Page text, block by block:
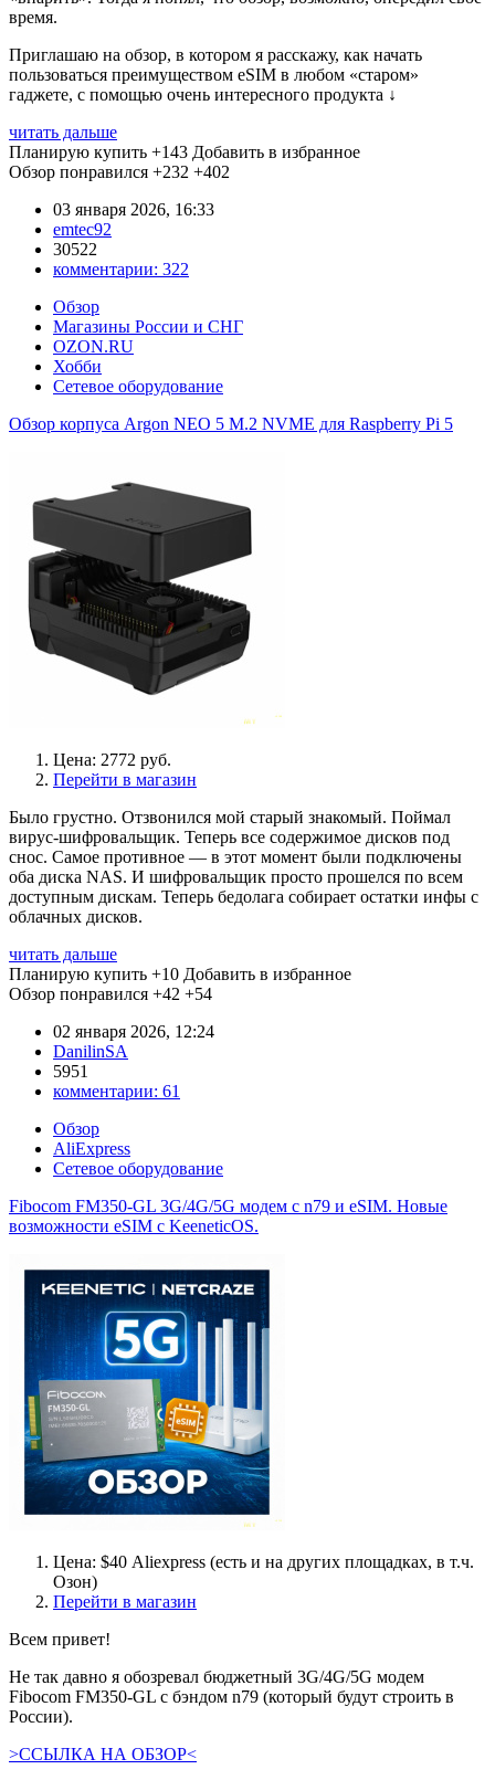
время.
Приглашаю на обзор, в котором я расскажу, как начать
пользоваться преимуществом eSIM в любом «старом»
гаджете, с помощью очень интересного продукта ↓
читать дальше
Планирую купить +143 Добавить в избранное
Обзор понравился +232 +402
03 января 2026, 16:33
emtec92
30522
комментарии: 322
Обзор
Магазины России и СНГ
OZON.RU
Хобби
Сетевое оборудование
Обзор корпуса Argon NEO 5 M.2 NVME для Raspberry Pi 5
Цена: 2772 руб.
Перейти в магазин
Было грустно. Отзвонился мой старый знакомый. Поймал
вирус-шифровальщик. Теперь все содержимое дисков под
снос. Самое противное — в этот момент были подключены
оба диска NAS. И шифровальщик просто прошелся по всем
доступным дискам. Теперь бедолага собирает остатки инфы с
облачных дисков.
читать дальше
Планирую купить +10 Добавить в избранное
Обзор понравился +42 +54
02 января 2026, 12:24
DanilinSA
5951
комментарии: 61
Обзор
AliExpress
Сетевое оборудование
Fibocom FM350-GL 3G/4G/5G модем с n79 и eSIM. Новые
возможности eSIM с KeeneticOS.
Цена: $40 Aliexpress (есть и на других площадках, в т.ч.
Озон)
Перейти в магазин
Всем привет!
Не так давно я обозревал бюджетный 3G/4G/5G модем
Fibocom FM350-GL с бэндом n79 (который будут строить в
России).
>ССЫЛКА НА ОБЗОР<